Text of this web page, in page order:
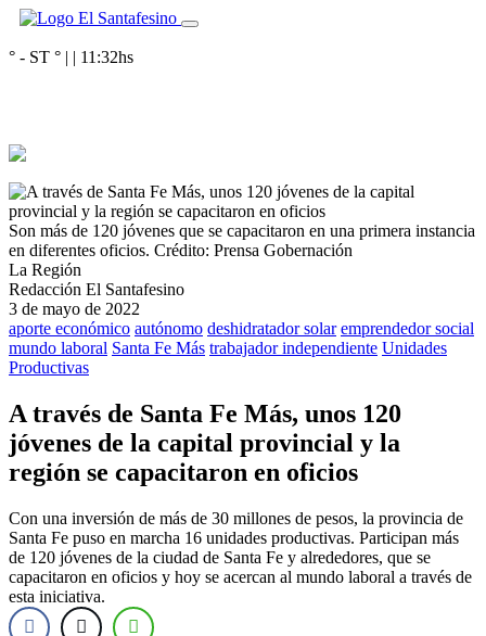
° - ST ° | | 11:32hs
Son más de 120 jóvenes que se capacitaron en una primera instancia
en diferentes oficios. Crédito: Prensa Gobernación
La Región
Redacción El Santafesino
3 de mayo de 2022
aporte económico autónomo deshidratador solar emprendedor social
mundo laboral Santa Fe Más trabajador independiente Unidades
Productivas
A través de Santa Fe Más, unos 120
jóvenes de la capital provincial y la
región se capacitaron en oficios
Con una inversión de más de 30 millones de pesos, la provincia de
Santa Fe puso en marcha 16 unidades productivas. Participan más
de 120 jóvenes de la ciudad de Santa Fe y alrededores, que se
capacitaron en oficios y hoy se acercan al mundo laboral a través de
esta iniciativa.